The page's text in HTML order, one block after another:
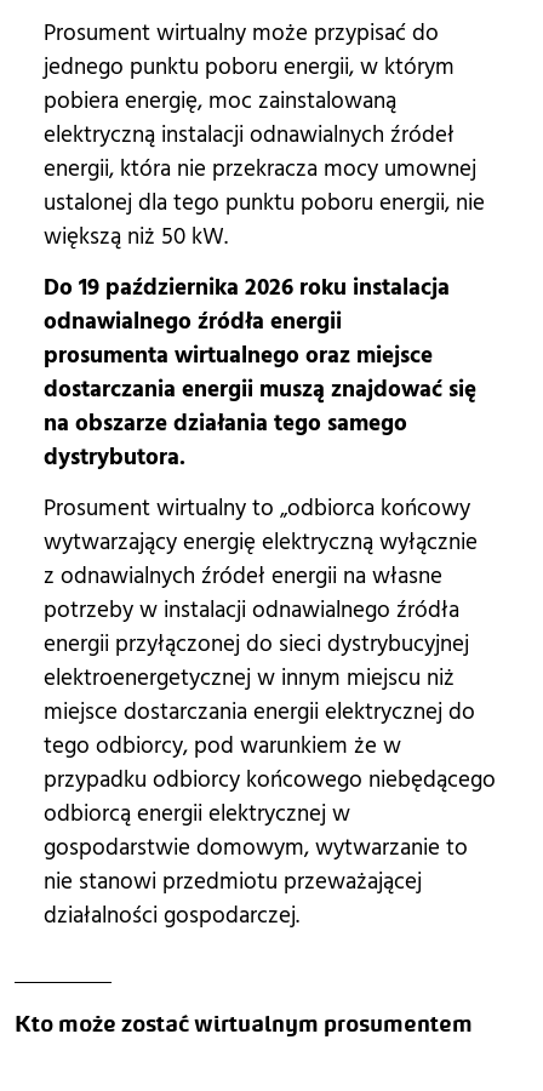
Prosument wirtualny może przypisać do
jednego punktu poboru energii, w którym
pobiera energię, moc zainstalowaną
elektryczną instalacji odnawialnych źródeł
energii, która nie przekracza mocy umownej
ustalonej dla tego punktu poboru energii, nie
większą niż 50 kW.
Do 19 października 2026 roku instalacja
odnawialnego źródła energii
prosumenta wirtualnego oraz miejsce
dostarczania energii muszą znajdować się
na obszarze działania tego samego
dystrybutora.
Prosument wirtualny to „odbiorca końcowy
wytwarzający energię elektryczną wyłącznie
z odnawialnych źródeł energii na własne
potrzeby w instalacji odnawialnego źródła
energii przyłączonej do sieci dystrybucyjnej
elektroenergetycznej w innym miejscu niż
miejsce dostarczania energii elektrycznej do
tego odbiorcy, pod warunkiem że w
przypadku odbiorcy końcowego niebędącego
odbiorcą energii elektrycznej w
gospodarstwie domowym, wytwarzanie to
nie stanowi przedmiotu przeważającej
działalności gospodarczej.
Kto może zostać wirtualnym prosumentem